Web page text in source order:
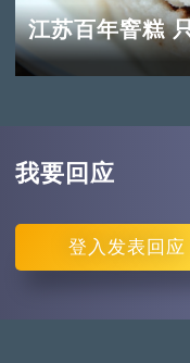
江苏百年窨糕
我要回应
登入 发表回应